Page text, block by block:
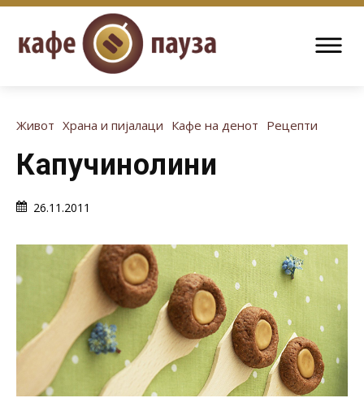
Живот Храна и пијалаци Кафе на денот Рецепти
Капучинолини
26.11.2011